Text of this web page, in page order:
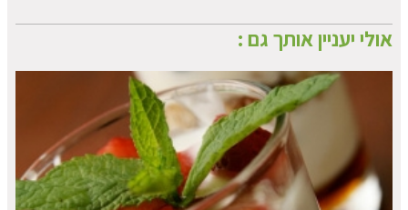
אולי יעניין אותך גם :